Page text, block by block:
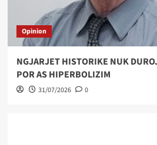
Opinion
NGJARJET HISTORIKE NUK
POR AS HIPERBOLIZIM
31/07/2026 0